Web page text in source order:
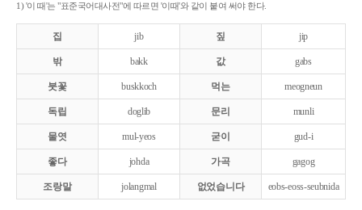
1) '이 때'는 "표준국어대사전"에 따르면 '이때'와 같이 붙여 써야 한다.
집 jib 짚 jip
밖 bakk 값 gabs
붓꽃 buskkoch 먹는 meogneun
독립 doglib 문리 munli
물엿 mul-yeos 굳이 gud-i
좋다 johda 가곡 gagog
조랑말 jolangmal 없었습니다 eobs-eoss-seubnida